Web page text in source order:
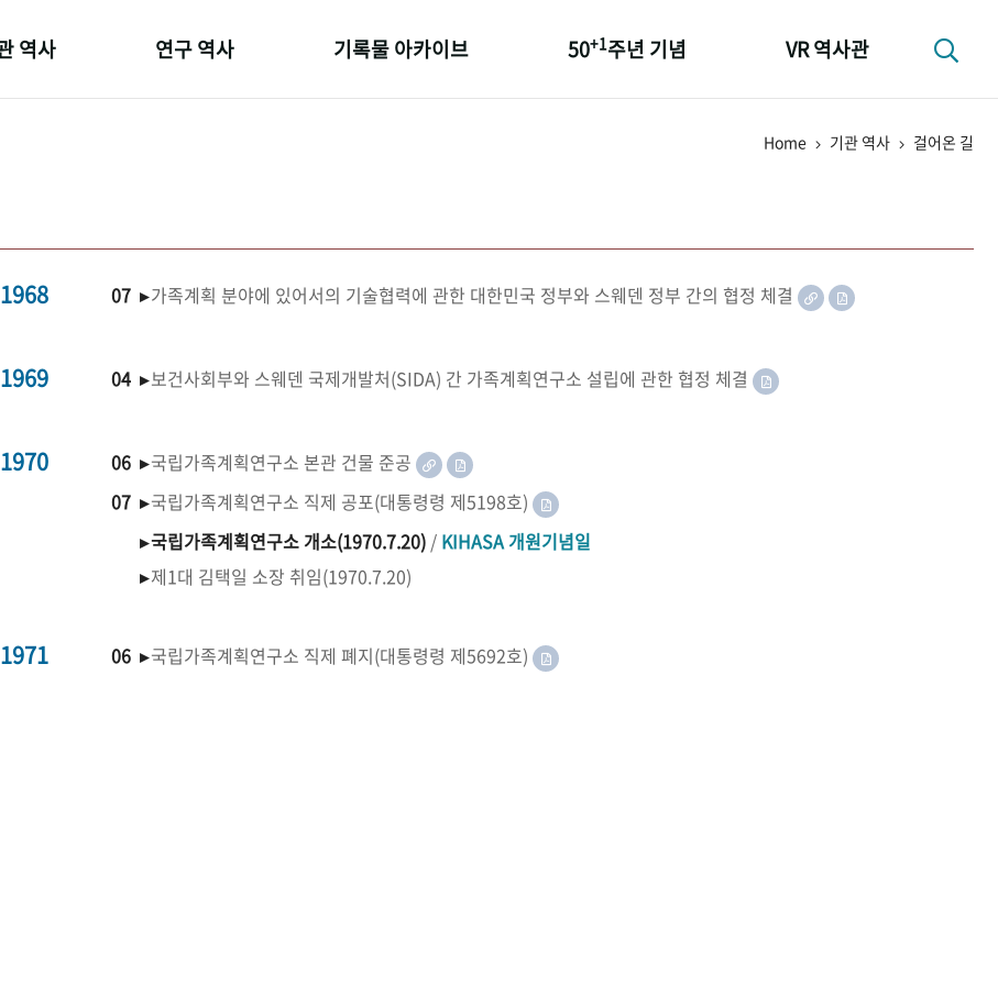
역사 연구 역사 기록물 아카이브 50+1주년 기념 VR 역사관
Home 기관 역사 걸어온 길
1968 07 ▸가족계획 분야에 있어서의 기술협력에 관한 대한민국 정부와 스웨덴 정부 간의 협정 체결
1969 04 ▸보건사회부와 스웨덴 국제개발처(SIDA) 간 가족계획연구소 설립에 관한 협정 체결
1970 06 ▸국립가족계획연구소 본관 건물 준공
07 ▸국립가족계획연구소 직제 공포(대통령령 제5198호)
▸국립가족계획연구소 개소(1970.7.20) / KIHASA 개원기념일
▸제1대 김택일 소장 취임(1970.7.20)
1971 06 ▸국립가족계획연구소 직제 폐지(대통령령 제5692호)